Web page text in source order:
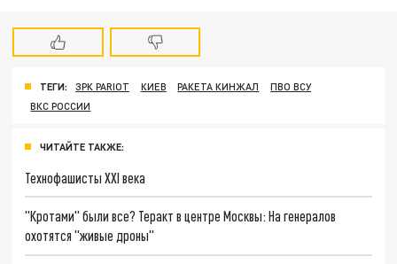
ТЕГИ: ЗРК PARIOT КИЕВ РАКЕТА КИНЖАЛ
ПВО ВСУ
ВКС РОССИИ
ЧИТАЙТЕ ТАКЖЕ:
Технофашисты XXI века
"Кротами" были все? Теракт в центре Москвы: На генералов
охотятся "живые дроны"